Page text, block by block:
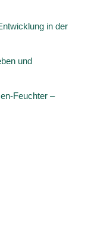
in der
und
Feuchter –